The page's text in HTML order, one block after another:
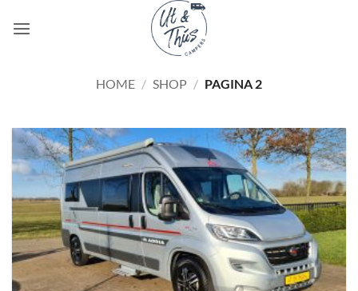
naar
HOME / SHOP / PAGINA 2